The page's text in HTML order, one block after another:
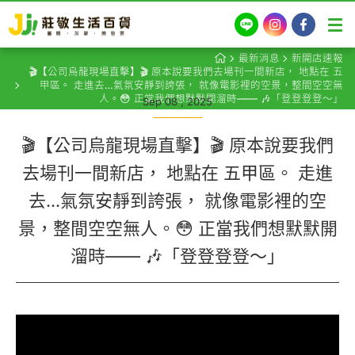
LINE InstagramFacebook
最新消息
新開店速報
🎬【公司烏龍現場直擊】🎬 原本說要我們去場刊一間新店， 地點在 五
甲區。 走進去…氣氛安靜到誇張， 就像電影裡的空景，整間空空無
人。😳 正當我們想默默開溜時—— 🎶「登登登登～」
Sep 08 , 2025
🎬【公司烏龍現場直擊】🎬 原本說要我們
去場刊一間新店， 地點在 五甲區。 走進
去…氣氛安靜到誇張， 就像電影裡的空
景，整間空空無人。😳 正當我們想默默開
溜時—— 🎶「登登登登～」